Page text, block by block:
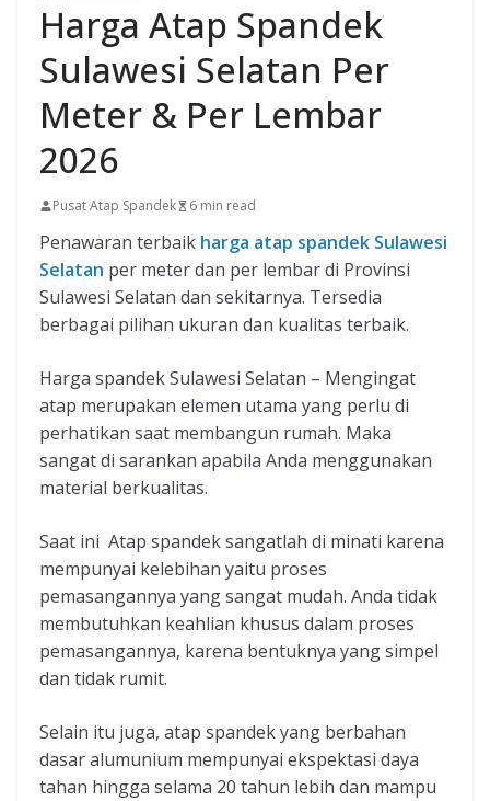
Harga Atap Spandek
Sulawesi Selatan Per
Meter & Per Lembar
2026
Pusat Atap Spandek 6 min read
Penawaran terbaik harga atap spandek Sulawesi
Selatan per meter dan per lembar di Provinsi
Sulawesi Selatan dan sekitarnya. Tersedia
berbagai pilihan ukuran dan kualitas terbaik.
Harga spandek Sulawesi Selatan – Mengingat
atap merupakan elemen utama yang perlu di
perhatikan saat membangun rumah. Maka
sangat di sarankan apabila Anda menggunakan
material berkualitas.
Saat ini Atap spandek sangatlah di minati karena
mempunyai kelebihan yaitu proses
pemasangannya yang sangat mudah. Anda tidak
membutuhkan keahlian khusus dalam proses
pemasangannya, karena bentuknya yang simpel
dan tidak rumit.
Selain itu juga, atap spandek yang berbahan
dasar alumunium mempunyai ekspektasi daya
tahan hingga selama 20 tahun lebih dan mampu